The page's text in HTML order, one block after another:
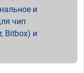
и
чип
Bitbox) и